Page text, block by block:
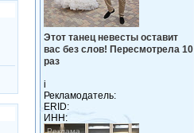
Этот танец невесты оставит
вас без слов! Пересмотрела 10
раз
i
Рекламодатель:
ERID:
ИНН: